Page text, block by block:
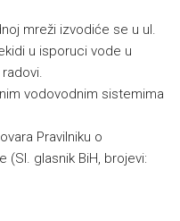
mreži izvodiće se u ul.
u isporuci vode u
vodovodnim sistemima
Pravilniku o
glasnik BiH, brojevi: